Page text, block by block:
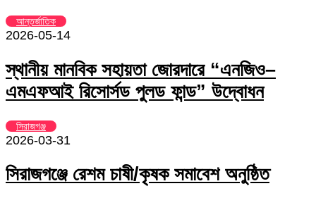
আন্তর্জাতিক
2026-05-14
স্থানীয় মানবিক সহায়তা জোরদারে “এনজিও–
এমএফআই রিসোর্সড পুলড ফান্ড” উদ্বোধন
সিরাজগঞ্জ
2026-03-31
সিরাজগঞ্জে রেশম চাষী/কৃষক সমাবেশ অনুষ্ঠিত